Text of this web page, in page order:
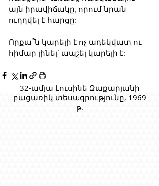
այն իրավիճակը, որում նրան
ուղղվել է հարցը:
Որքա՞ն կարելի է ոչ ադեկվատ ու
հիմար լինել՝ ապշել կարելի է:
32-ամյա Լուսինե Զաքարյանի
բացառիկ տեսագրությունը, 1969
թ.